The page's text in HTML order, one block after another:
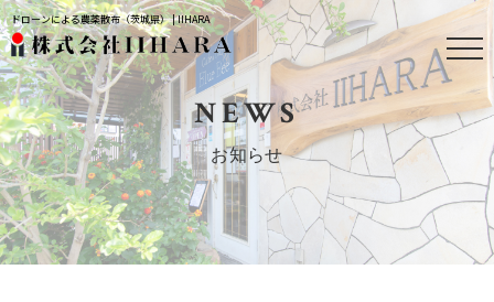
ドローンによる農薬散布（茨城県） | IIHARA
NEWS
お知らせ